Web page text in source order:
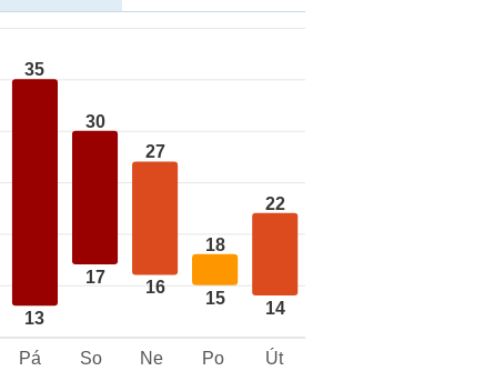
35
13
30
17
27
16
18
15
22
14
Pá So Ne Po Út